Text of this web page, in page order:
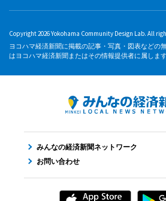
Copyright 2026 Yokohama Community Design Lab. All
ヨコハマ経済新聞に掲載の記事・写真・図表などの
はヨコハマ経済新聞またはその情報提供者に属します
みんなの経済新聞ネットワーク
お問い合わせ